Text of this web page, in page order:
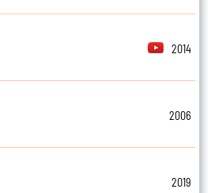
2014
2006
2019